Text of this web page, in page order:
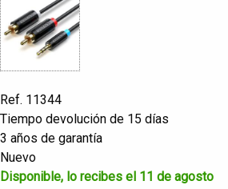
Ref. 11344
Tiempo devolución de 15 días
3 años de garantía
Nuevo
Disponible, lo recibes el 11 de agosto